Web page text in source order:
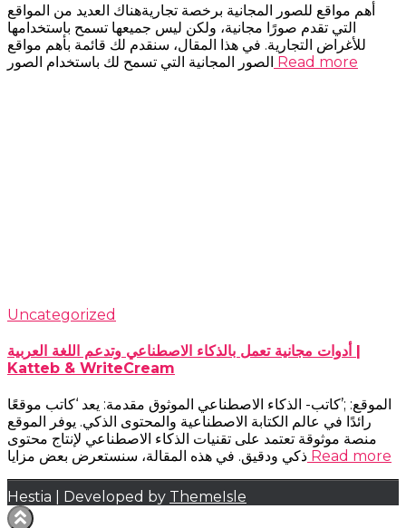
أهم مواقع للصور المجانية برخصة تجاريةهناك العديد من المواقع
التي تقدم صورًا مجانية، ولكن ليس جميعها تسمح باستخدامها
للأغراض التجارية. في هذا المقال، سنقدم لك قائمة بأهم مواقع
الصور المجانية التي تسمح لك باستخدام الصور Read more
Uncategorized
أدوات مجانية تعمل بالذكاء الاصطناعي وتدعم اللغة العربية |
Katteb & WriteCream
الموقع: ;’كاتب- الذكاء الاصطناعي الموثوق مقدمة: يعد ‘كاتب موقعًا
رائدًا في عالم الكتابة الاصطناعية والمحتوى الذكي. يوفر الموقع
منصة موثوقة تعتمد على تقنيات الذكاء الاصطناعي لإنتاج محتوى
ذكي ودقيق. في هذه المقالة، سنستعرض بعض مزايا Read more
Hestia | Developed by ThemeIsle